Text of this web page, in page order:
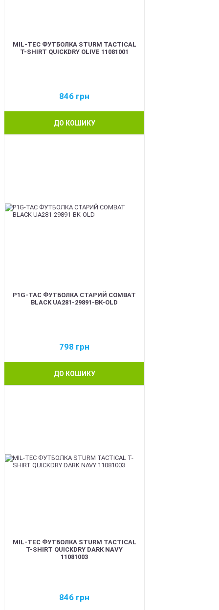
MIL-TEC ФУТБОЛКА STURM TACTICAL
T-SHIRT QUICKDRY OLIVE 11081001
846 грн
ДО КОШИКУ
P1G-TAC ФУТБОЛКА СТАРИЙ COMBAT
BLACK UA281-29891-BK-OLD
798 грн
ДО КОШИКУ
MIL-TEC ФУТБОЛКА STURM TACTICAL
T-SHIRT QUICKDRY DARK NAVY
11081003
846 грн